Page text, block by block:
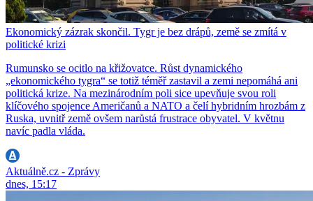
Ekonomický zázrak skončil. Tygr je bez drápů, země se zmítá v
politické krizi
Rumunsko se ocitlo na křižovatce. Růst dynamického
„ekonomického tygra“ se totiž téměř zastavil a zemi nepomáhá ani
politická krize. Na mezinárodním poli sice upevňuje svou roli
klíčového spojence Američanů a NATO a čelí hybridním hrozbám z
Ruska, uvnitř země ovšem narůstá frustrace obyvatel. V květnu
navíc padla vláda.
Aktuálně.cz - Zprávy
dnes, 15:17